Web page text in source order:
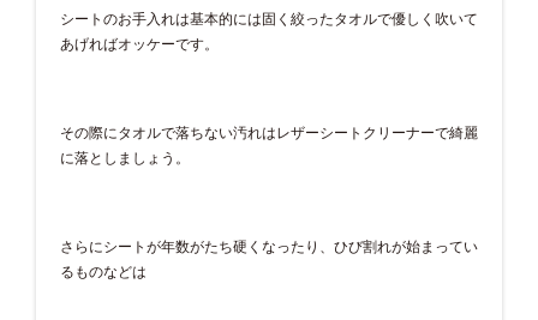
シートのお手入れは基本的には固く絞ったタオルで優しく吹いて
あげればオッケーです。
その際にタオルで落ちない汚れはレザーシートクリーナーで綺麗
に落としましょう。
さらにシートが年数がたち硬くなったり、ひび割れが始まってい
るものなどは